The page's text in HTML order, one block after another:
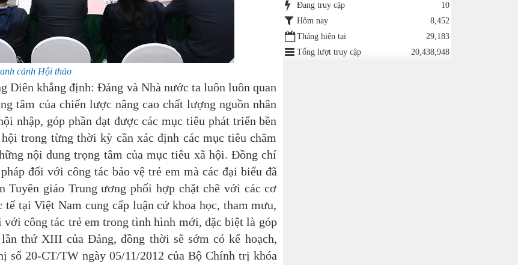
cảnh Hội thảo
khẳng định: Đảng và Nhà nước ta luôn luôn quan
tâm của chiến lược nâng cao chất lượng nguồn nhân
nhập, góp phần đạt được các mục tiêu phát triển bền
trong từng thời kỳ cần xác định các mục tiêu chăm
nội dung trọng tâm của mục tiêu xã hội. Đồng chí
đối với công tác bảo vệ trẻ em mà các đại biểu đã
giáo Trung ương phối hợp chặt chẽ với các cơ
tại Việt Nam cung cấp luận cứ khoa học, tham mưu,
công tác trẻ em trong tình hình mới, đặc biệt là góp
thứ XIII của Đảng, đồng thời sẽ sớm có kế hoạch,
số 20-CT/TW ngày 05/11/2012 của Bộ Chính trị khóa
Đang truy cập
10
Hôm nay
8,452
Tháng hiện tại
29,183
Tổng lượt truy cập
20,438,948